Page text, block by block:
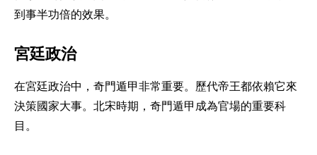
到事半功倍的效果。
宮廷政治
在宮廷政治中，奇門遁甲非常重要。歷代帝王都依賴它來
決策國家大事。北宋時期，奇門遁甲成為官場的重要科
目。